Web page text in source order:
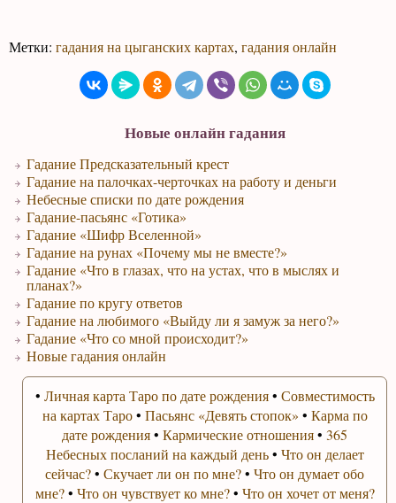
Метки:гадания на цыганских картах,гадания онлайн
Новые онлайн гадания
Гадание Предсказательный крест
Гадание на палочках-черточках на работу и деньги
Небесные списки по дате рождения
Гадание-пасьянс «Готика»
Гадание «Шифр Вселенной»
Гадание на рунах «Почему мы не вместе?»
Гадание «Что в глазах, что на устах, что в мыслях и
планах?»
Гадание по кругу ответов
Гадание на любимого «Выйду ли я замуж за него?»
Гадание «Что со мной происходит?»
Новые гадания онлайн
• Личная карта Таро по дате рождения• Совместимость
на картах Таро• Пасьянс «Девять стопок» • Карма по
дате рождения•Кармические отношения•365
Небесных посланий на каждый день• Что он делает
сейчас?•Скучает ли он по мне?•Что он думает обо
мне?• Что он чувствует ко мне?• Что он хочет от меня?